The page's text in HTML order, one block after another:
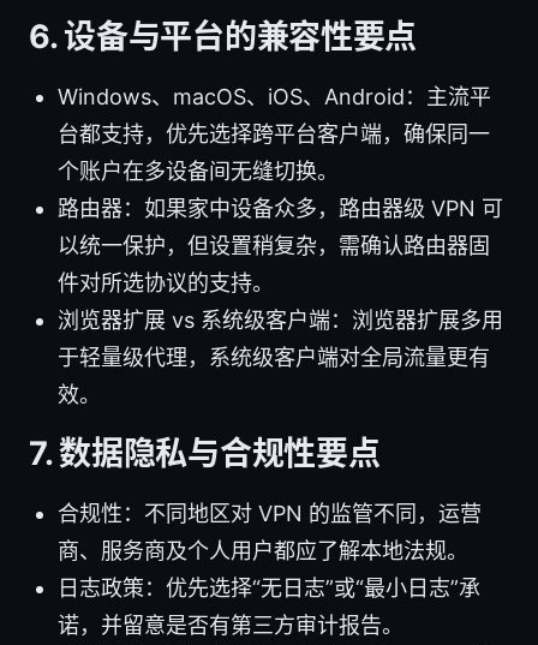
6. 设备与平台的兼容性要点
Windows、macOS、iOS、Android：主流平
台都支持，优先选择跨平台客户端，确保同一
个账户在多设备间无缝切换。
路由器：如果家中设备众多，路由器级 VPN 可
以统一保护，但设置稍复杂，需确认路由器固
件对所选协议的支持。
浏览器扩展 vs 系统级客户端：浏览器扩展多用
于轻量级代理，系统级客户端对全局流量更有
效。
7. 数据隐私与合规性要点
合规性：不同地区对 VPN 的监管不同，运营
商、服务商及个人用户都应了解本地法规。
日志政策：优先选择“无日志”或“最小日志”承
诺，并留意是否有第三方审计报告。